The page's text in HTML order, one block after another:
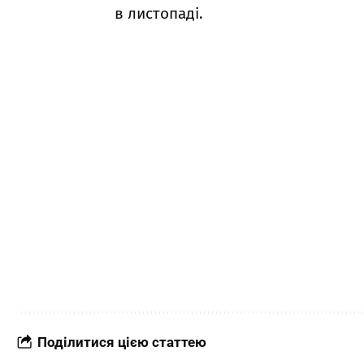
в листопаді.
Поділитися цією статтею